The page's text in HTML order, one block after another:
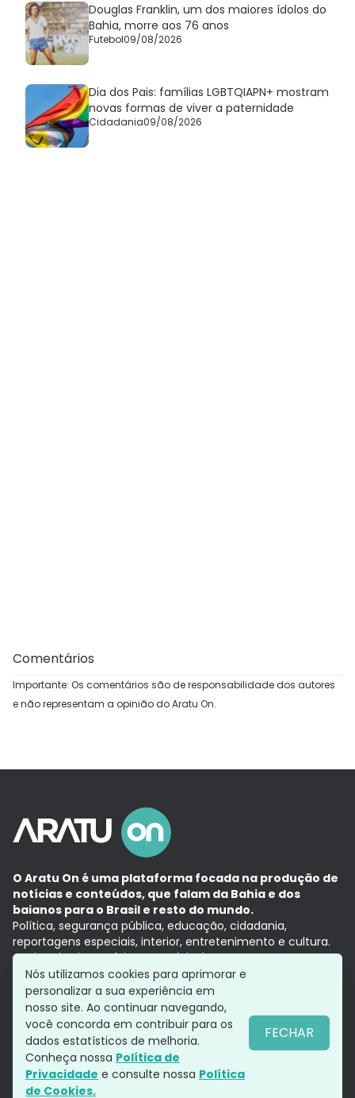
Douglas Franklin, um dos maiores ídolos do
Bahia, morre aos 76 anos
Futebol09/08/2026
Dia dos Pais: famílias LGBTQIAPN+ mostram
novas formas de viver a paternidade
Cidadania09/08/2026
Comentários
Importante: Os comentários são de responsabilidade dos autores
e não representam a opinião do Aratu On.
O Aratu On é uma plataforma focada na produção de
notícias e conteúdos, que falam da Bahia e dos
baianos para o Brasil e resto do mundo.
Política, segurança pública, educação, cidadania,
reportagens especiais, interior, entretenimento e cultura.
Aqui, tudo vira notícia e a notícia é no tempo presente,
com a credibilidade do Grupo Aratu.
Grupo Aratu
Política de privacidade
Siga-nos
Nós utilizamos cookies para aprimorar e
personalizar a sua experiência em
nosso site. Ao continuar navegando,
você concorda em contribuir para os
dados estatísticos de melhoria.
Conheça nossa Política de
Privacidade e consulte nossa Política
de Cookies.
FECHAR